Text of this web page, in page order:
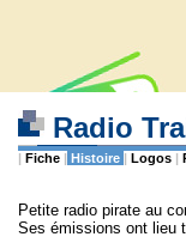
Radio
| Fiche | Histoire | Logos |
Petite radio pirate au
Ses émissions ont lieu